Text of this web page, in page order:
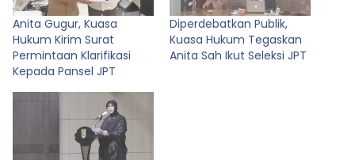
Anita Gugur, Kuasa
Hukum Kirim Surat
Permintaan Klarifikasi
Kepada Pansel JPT
Diperdebatkan Publik,
Kuasa Hukum Tegaskan
Anita Sah Ikut Seleksi JPT